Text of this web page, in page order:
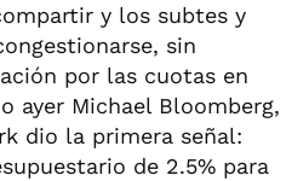
y los subtes y
sin
por las cuotas en
ayer Michael Bloomberg,
dio la primera señal:
de 2.5% para